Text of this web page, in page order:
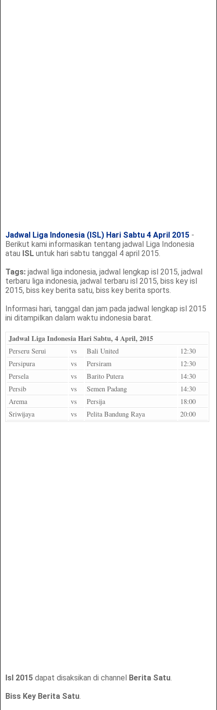
Jadwal Liga Indonesia (ISL) Hari Sabtu 4 April 2015 -
Berikut kami informasikan tentang jadwal Liga Indonesia
atau ISLuntuk hari sabtu tanggal 4 april 2015.
Tags: jadwal liga indonesia, jadwal lengkap isl 2015, jadwal
terbaru liga indonesia, jadwal terbaru isl 2015, biss key isl
2015, biss key berita satu, biss key berita sports.
Informasi hari, tanggal dan jam pada jadwal lengkap isl 2015
ini ditampilkan dalam waktu indonesia barat.
Jadwal Liga Indonesia Hari Sabtu, 4 April, 2015
Perseru Serui vs Bali United
12:30
Persipura
vs Persiram
12:30
Persela
vs Barito Putera
14:30
Persib
vs Semen Padang
14:30
Arema
vs Persija
18:00
Sriwijaya
vs Pelita Bandung Raya 20:00
Isl 2015 dapat disaksikan di channel Berita Satu.
Biss Key Berita Satu.